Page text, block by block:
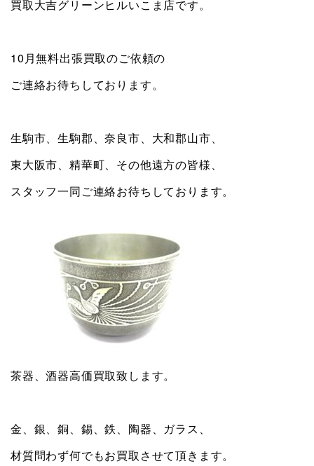
買取大吉グリーンヒルいこま店です。
10月無料出張買取のご依頼の
ご連絡お待ちしております。
生駒市、生駒郡、奈良市、大和郡山市、
東大阪市、精華町、その他遠方の皆様、
スタッフ一同ご連絡お待ちしております。
茶器、酒器高価買取致します。
金、銀、銅、錫、鉄、陶器、ガラス、
材質問わず何でもお買取させて頂きます。